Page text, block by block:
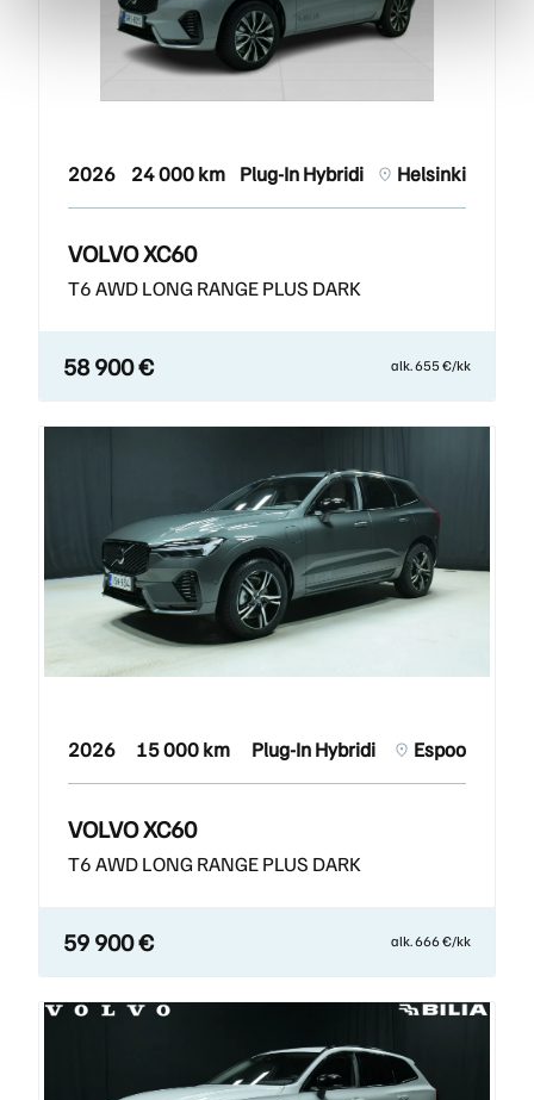
2026 24 000 km Plug-In Hybridi Helsinki
VOLVO XC60
T6 AWD LONG RANGE PLUS DARK
58 900 € alk. 655 €/kk
2026 15 000 km Plug-In Hybridi Espoo
VOLVO XC60
T6 AWD LONG RANGE PLUS DARK
59 900 € alk. 666 €/kk